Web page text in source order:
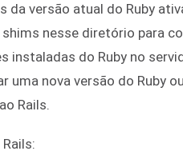
da versão atual do Ruby
nesse diretório para
instaladas do Ruby no
uma nova versão do Ruby
Rails.